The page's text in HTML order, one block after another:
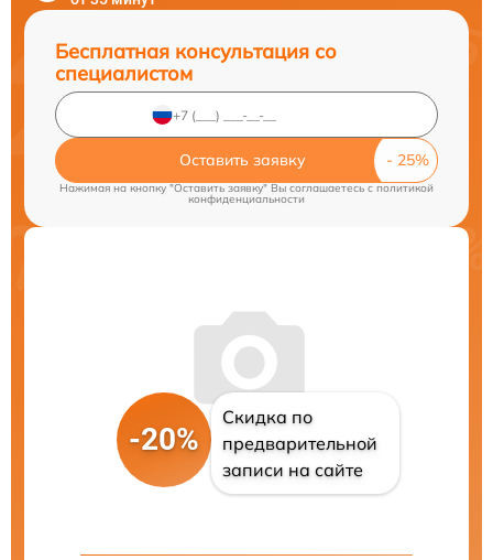
Бесплатная консультация со
специалистом
Оставить заявку
Нажимая на кнопку "Оставить заявку" Вы соглашаетесь c политикой
конфиденциальности
-20%
Скидка по
предварительной
записи на сайте